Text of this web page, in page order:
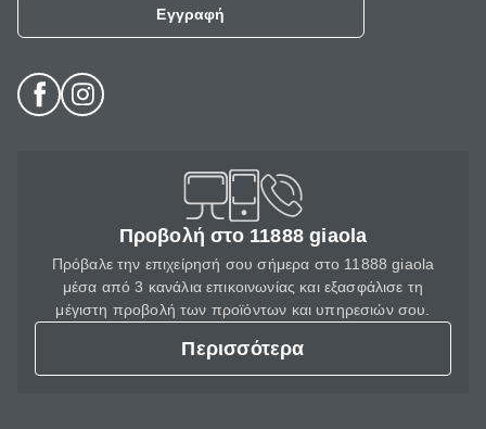
Εγγραφή
Προβολή στο 11888 giaola
Πρόβαλε την επιχείρησή σου σήμερα στο 11888 giaola
μέσα από 3 κανάλια επικοινωνίας και εξασφάλισε τη
μέγιστη προβολή των προϊόντων και υπηρεσιών σου.
Περισσότερα